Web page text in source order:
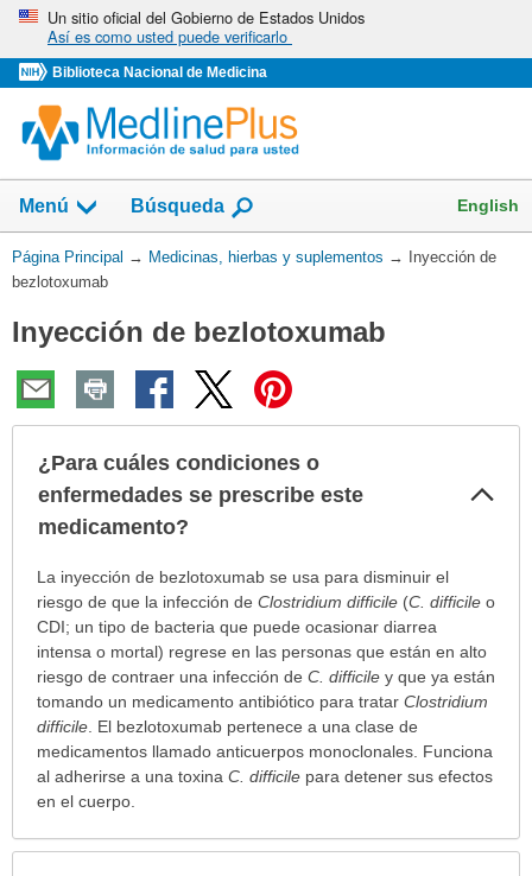
Omita
vaya
al
Contenido
Un sitio oficial del Gobierno de Estados Unidos
Así es como usted puede verificarlo
Biblioteca Nacional de Medicina
Menú
Mostrar
campo
de
Búsqueda English
Usted
está
Página Principal → Medicinas, hierbas y suplementos → Inyección de
bezlotoxumab
Inyección de bezlotoxumab
¿Para cuáles condiciones o
enfermedades se prescribe este
medicamento?
¿Para
cuáles
condiciones
enfermedades
prescribe
este
medicamento?
extendido.
La inyección de bezlotoxumab se usa para disminuir el
riesgo de que la infección de Clostridium difficile(C. difficileo
CDI; un tipo de bacteria que puede ocasionar diarrea
intensa o mortal) regrese en las personas que están en alto
riesgo de contraer una infección de C. difficiley que ya están
tomando un medicamento antibiótico para tratar Clostridium
difficile. El bezlotoxumab pertenece a una clase de
medicamentos llamado anticuerpos monoclonales. Funciona
al adherirse a una toxina C. difficilepara detener sus efectos
en el cuerpo.